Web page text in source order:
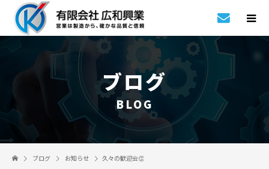
ブログ
BLOG
ブログ お知らせ 久々の歓迎会👏